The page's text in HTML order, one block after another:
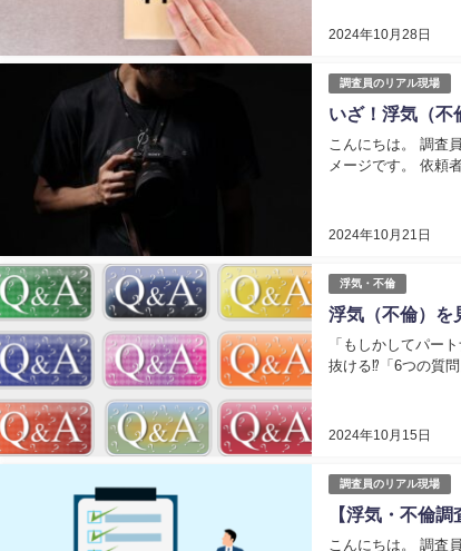
2024年10月28日
調査員のリアル現場
いざ！浮気（
2024年10月21日
こんにちは。 調査員のMです。 本日はある不貞（浮気・不倫）調査の現場
メージ
浮気・不倫
浮気（不倫）を
2024年10月15日
「もしかしてパー
抜ける⁉「6つの質
調査員のリアル現場
【浮気・不倫
こんにちは。 調査